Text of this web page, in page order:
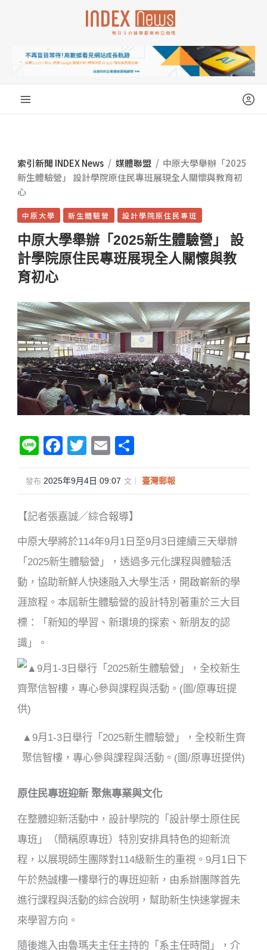
索引新聞 INDEX News / 媒體聯盟 / 中原大學舉辦「2025
新生體驗營」 設計學院原住民專班展現全人關懷與教育初
心
中原大學 新生體驗營 設計學院原住民專班
中原大學舉辦「2025新生體驗營」 設
計學院原住民專班展現全人關懷與教
育初心
Li
n
e
F
a
c
b
o
o
k
T
wi
tt
E
m
ail
享
發布 2025年9月4日 09:07·文｜ 臺灣郵報
【記者張嘉誠／綜合報導】
中原大學將於114年9月1日至9月3日連續三天舉辦
「2025新生體驗營」，透過多元化課程與體驗活
動，協助新鮮人快速融入大學生活，開啟嶄新的學
涯旅程。本屆新生體驗營的設計特別著重於三大目
標：「新知的學習、新環境的探索、新朋友的認
識」。
▲9月1-3日舉行「2025新生體驗營」，全校新生齊
聚信智樓，專心參與課程與活動。(圖/原專班提供)
原住民專班迎新 聚焦專業與文化
在整體迎新活動中，設計學院的「設計學士原住民
專班」（簡稱原專班）特別安排具特色的迎新流
程，以展現師生團隊對114級新生的重視。9月1日下
午於熱誠樓一樓舉行的專班迎新，由系辦團隊首先
進行課程與活動的綜合說明，幫助新生快速掌握未
來學習方向。
隨後進入由魯瑪夫主任主持的「系主任時間」，介